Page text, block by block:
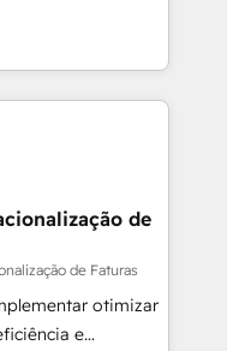
guidance you
the U.S.,
expertise with
Brazil’s largest
companies across
across all
more. Custom
built for
email, paid
de
de Faturas
otimizar
e